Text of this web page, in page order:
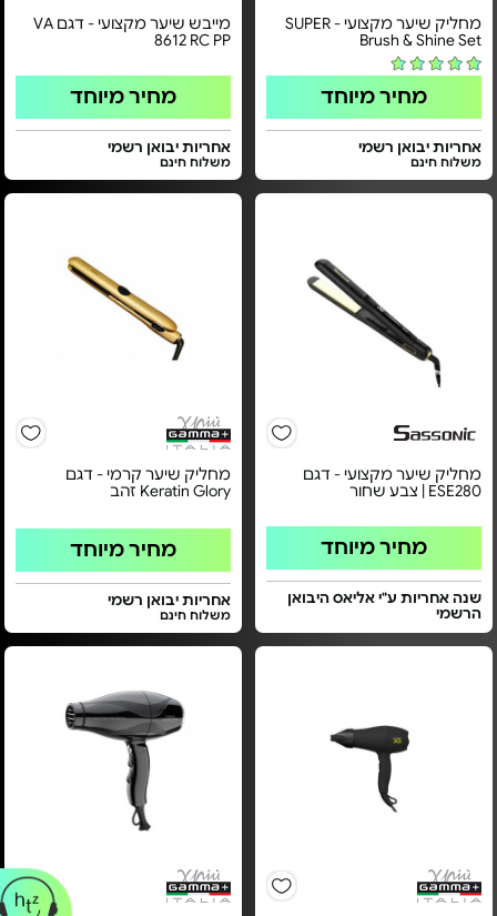
מחליק שיער מקצועי - SUPER
Brush & Shine Set
מחיר מיוחד
אחריות יבואן רשמי
משלוח חינם
מייבש שיער מקצועי - דגם VA
8612 RC PP
מחיר מיוחד
אחריות יבואן רשמי
משלוח חינם
מחליק שיער מקצועי - דגם
ESE280 | צבע שחור
מחיר מיוחד
שנה אחריות ע"י אליאס היבואן
הרשמי
מחליק שיער קרמי - דגם
Keratin Glory זהב
מחיר מיוחד
אחריות יבואן רשמי
משלוח חינם